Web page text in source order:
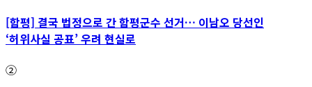
[함평] 결국 법정으로 간 함평군수 선거… 이남오 당선인
‘허위사실 공표’ 우려 현실로
②